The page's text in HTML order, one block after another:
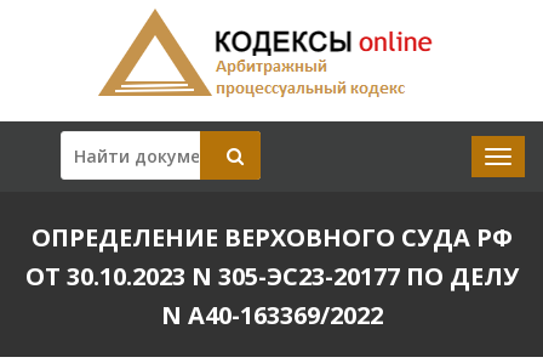
ОПРЕДЕЛЕНИЕ ВЕРХОВНОГО СУДА РФ
ОТ 30.10.2023 N 305-ЭС23-20177 ПО ДЕЛУ
N А40-163369/2022